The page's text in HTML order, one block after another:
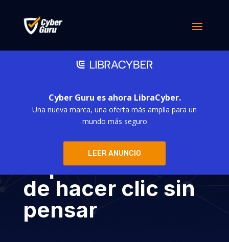
Cyber Guru es ahora LibraCyber.
Una nueva marca, una oferta más amplia para un
mundo más seguro
LEER ANUNCIO
«Phishing»: ese
irrefrenable
impulso humano
de hacer clic sin
pensar